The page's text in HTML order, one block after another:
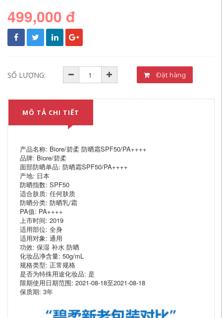
499,000 đ
SỐ LƯỢNG: Đặt hàng
MÔ TẢ CHI TIẾT
产品名称: Biore/碧柔 防晒霜SPF50/PA++++
品牌: Biore/碧柔
面部防晒单品: 防晒霜SPF50/PA++++
产地: 日本
防晒指数: SPF50
适合肤质: 任何肤质
防晒分类: 防晒乳/霜
PA值: PA++++
上市时间: 2019
适用部位: 全身
适用对象: 通用
功效: 保湿 补水 防晒
化妆品净含量: 50g/mL
规格类型: 正常规格
是否为特殊用途化妆品: 是
限期使用日期范围: 2021-08-18至2021-08-18
保质期: 3年